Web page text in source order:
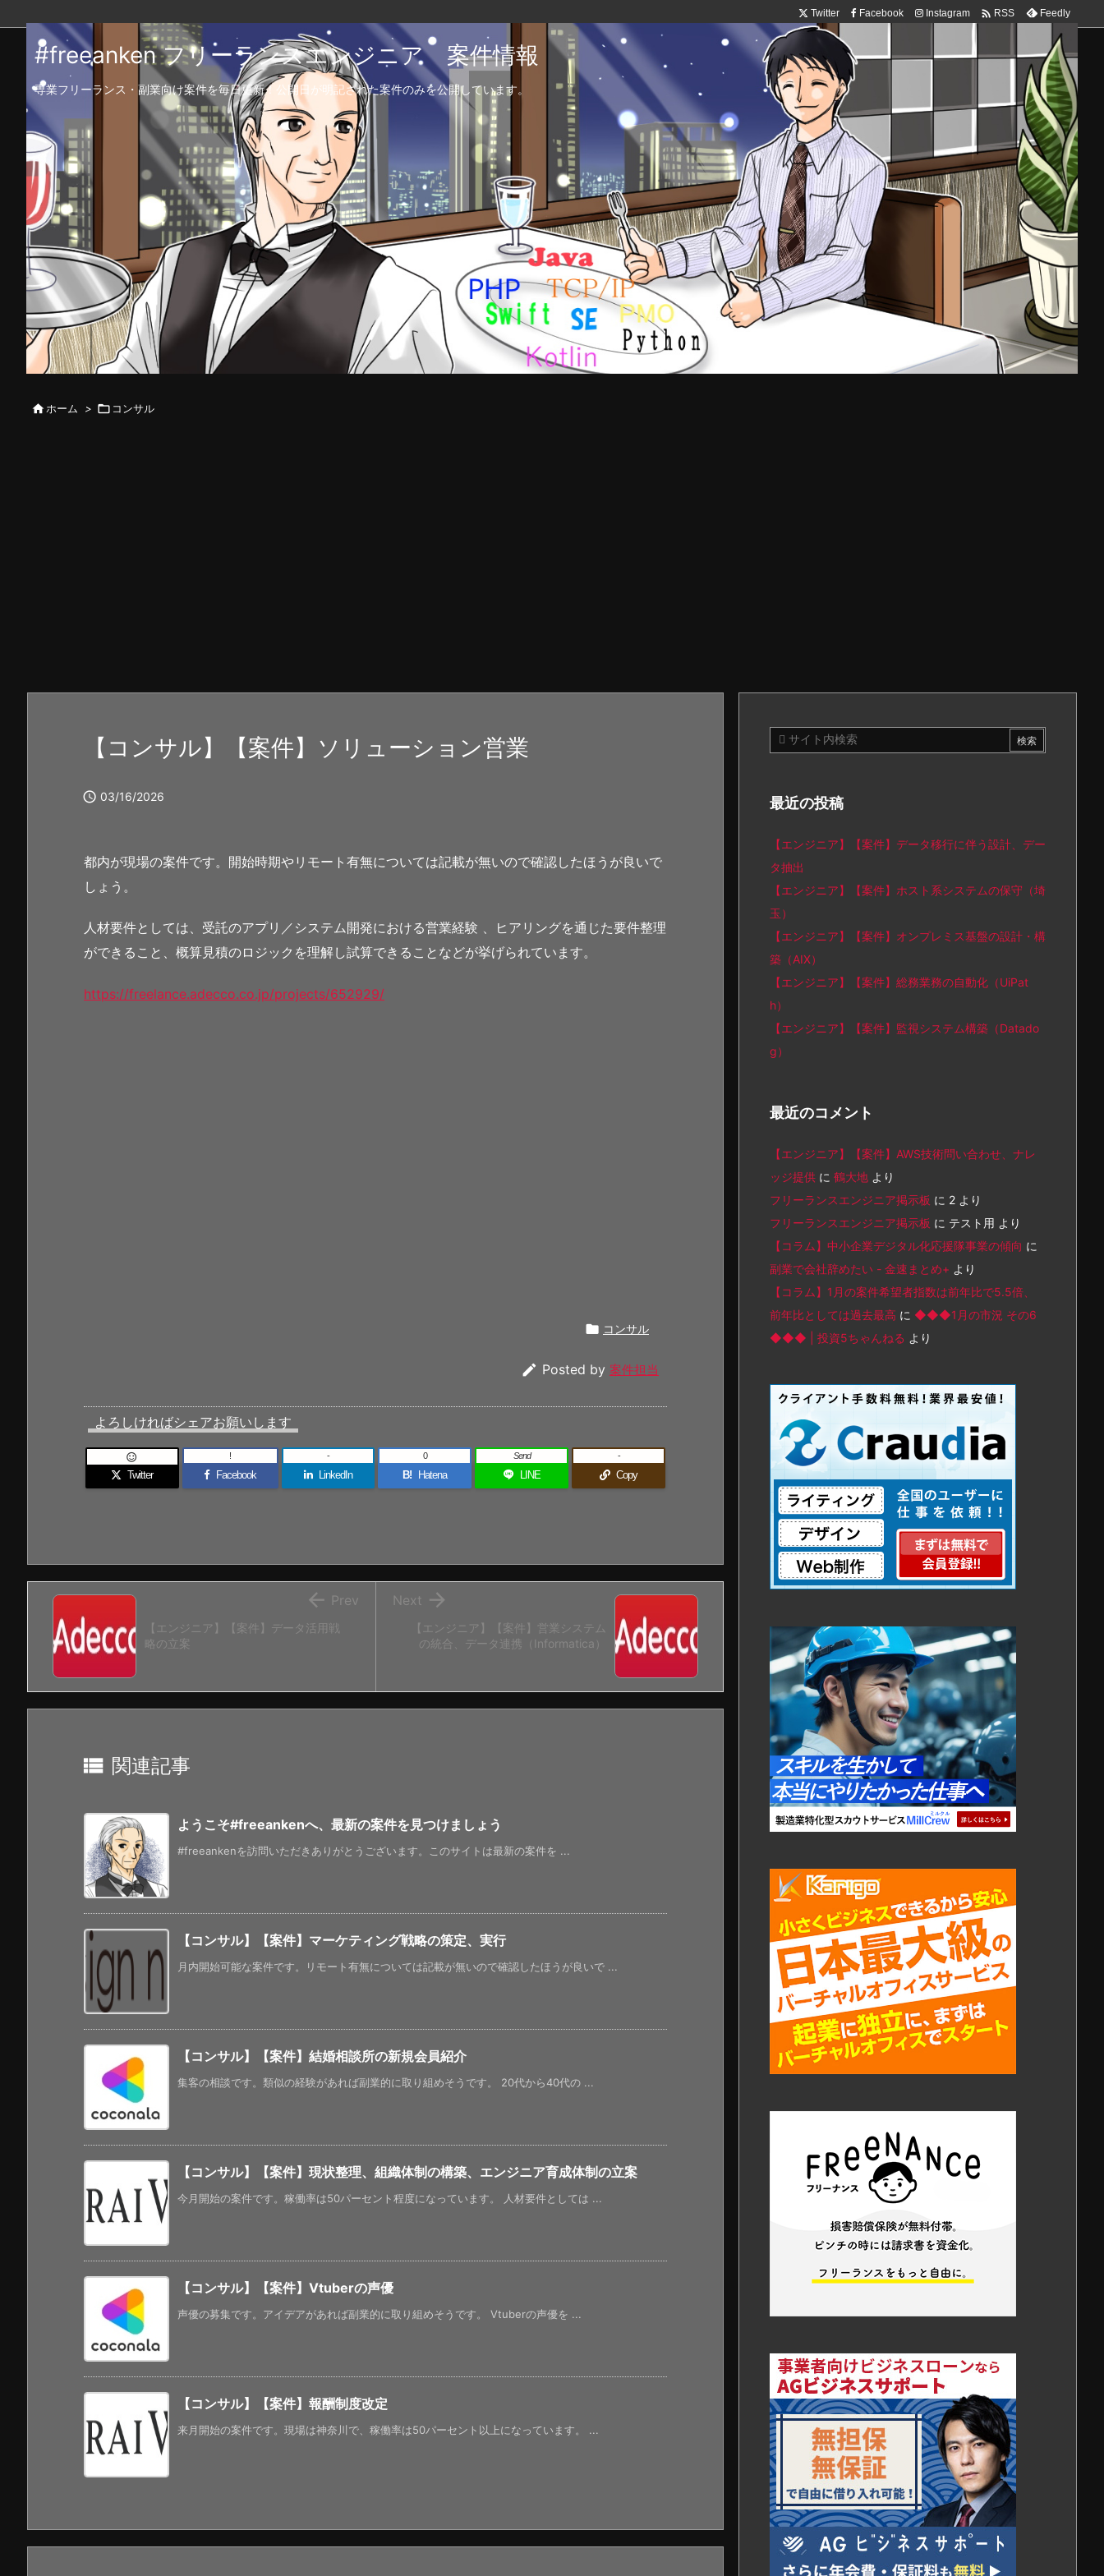
Twitter Facebook Instagram  RSS Feedly
#freeanken フリーランスエンジニア 案件情報
専業フリーランス・副業向け案件を毎日更新！公開日が明記された案件のみを公開しています。
 ホーム >  コンサル
【コンサル】【案件】ソリューション営業
 03/16/2026
都内が現場の案件です。開始時期やリモート有無については記載が無いので確認したほうが良いで
しょう。
人材要件としては、受託のアプリ／システム開発における営業経験 、ヒアリングを通じた要件整理
ができること、概算見積のロジックを理解し試算できることなどが挙げられています。
https://freelance.adecco.co.jp/projects/652929/
 コンサル
 Posted by 案件担当
よろしければシェアお願いします
Twitter

Facebook
!
LinkedIn
-
B! Hatena
0
LINE
Send
Copy
-
【エンジニア】【案件】営業システム
の統合、データ連携（Informatica）

Next
【エンジニア】【案件】データ活用戦
略の立案
 Prev
 関連記事
ようこそ#freeankenへ、最新の案件を見つけましょう
#freeankenを訪問いただきありがとうございます。このサイトは最新の案件を ...
【コンサル】【案件】マーケティング戦略の策定、実行
月内開始可能な案件です。リモート有無については記載が無いので確認したほうが良いで ...
【コンサル】【案件】結婚相談所の新規会員紹介
集客の相談です。類似の経験があれば副業的に取り組めそうです。 20代から40代の ...
【コンサル】【案件】現状整理、組織体制の構築、エンジニア育成体制の立案
今月開始の案件です。稼働率は50パーセント程度になっています。 人材要件としては ...
【コンサル】【案件】Vtuberの声優
声優の募集です。アイデアがあれば副業的に取り組めそうです。 Vtuberの声優を ...
【コンサル】【案件】報酬制度改定
来月開始の案件です。現場は神奈川で、稼働率は50パーセント以上になっています。 ...
最近の投稿
【エンジニア】【案件】データ移行に伴う設計、デー
タ抽出
【エンジニア】【案件】ホスト系システムの保守（埼
玉）
【エンジニア】【案件】オンプレミス基盤の設計・構
築（AIX）
【エンジニア】【案件】総務業務の自動化（UiPat
h）
【エンジニア】【案件】監視システム構築（Datado
g）
最近のコメント
【エンジニア】【案件】AWS技術問い合わせ、ナレ
ッジ提供 に 鶴大地 より
フリーランスエンジニア掲示板 に 2 より
フリーランスエンジニア掲示板 に テスト用 より
【コラム】中小企業デジタル化応援隊事業の傾向 に
副業で会社辞めたい - 金速まとめ+ より
【コラム】1月の案件希望者指数は前年比で5.5倍、
前年比としては過去最高 に ◆◆◆1月の市況 その6
◆◆◆ | 投資5ちゃんねる より